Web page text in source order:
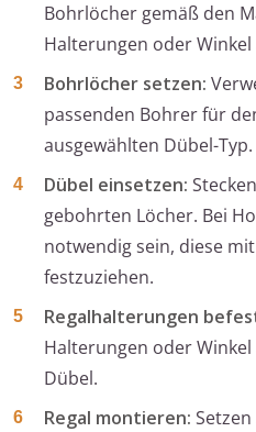
Bohrlöcher gemäß den
Halterungen oder Winkel
Bohrlöcher setzen:
passenden Bohrer für
ausgewählten Dübel-Typ.
Dübel einsetzen:
gebohrten Löcher. Bei
notwendig sein, diese
festzuziehen.
Regalhalterungen
Halterungen oder
Dübel.
Regal montieren: Setzen